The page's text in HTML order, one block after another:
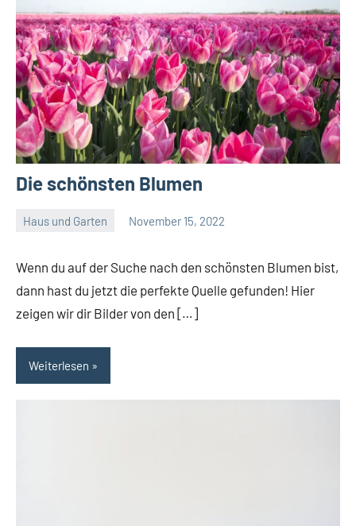
Die schönsten Blumen
Haus und Garten November 15, 2022
Wenn du auf der Suche nach den schönsten Blumen bist,
dann hast du jetzt die perfekte Quelle gefunden! Hier
zeigen wir dir Bilder von den […]
Weiterlesen